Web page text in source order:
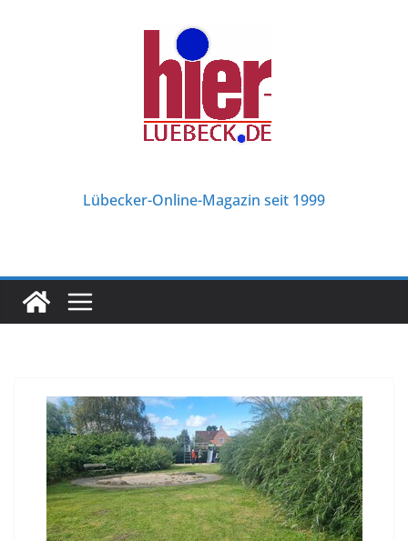
Lübecker-Online-Magazin seit 1999